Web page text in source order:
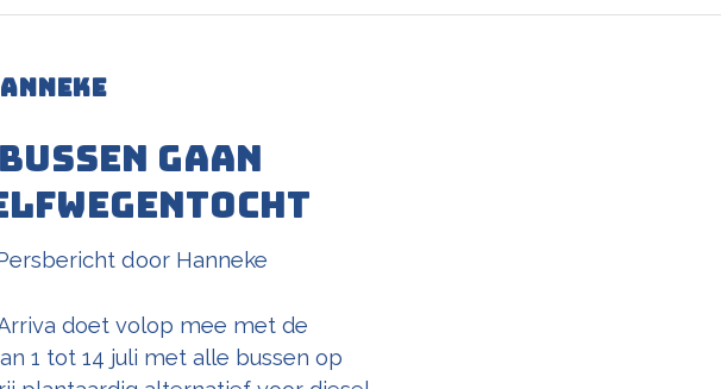
gaan
door Hanneke
doet volop mee met de
1 tot 14 juli met alle bussen op